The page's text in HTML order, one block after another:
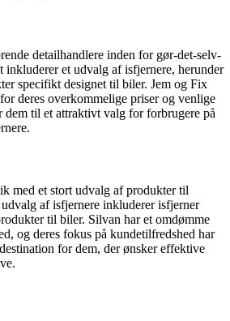
detailhandlere inden for gør-det-selv-
inkluderer et udvalg af isfjernere, herunder
specifikt designet til biler. Jem og Fix
deres overkommelige priser og venlige
dem til et attraktivt valg for forbrugere på
med et stort udvalg af produkter til
af isfjernere inkluderer isfjerner
til biler. Silvan har et omdømme
og deres fokus på kundetilfredshed har
for dem, der ønsker effektive